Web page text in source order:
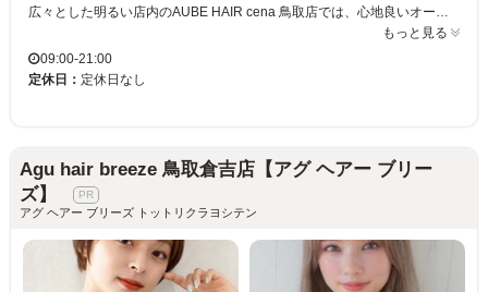
もっと見る
09:00-21:00
定休日： 定休日なし
Agu hair breeze 鳥取倉吉店【アグ ヘアー ブリー
ズ】
アグ ヘアー ブリーズ トットリクラヨシテン